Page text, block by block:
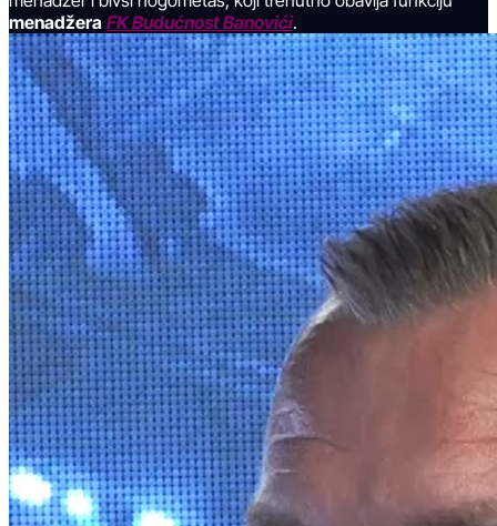
menadžera FK Budućnost Banovići.